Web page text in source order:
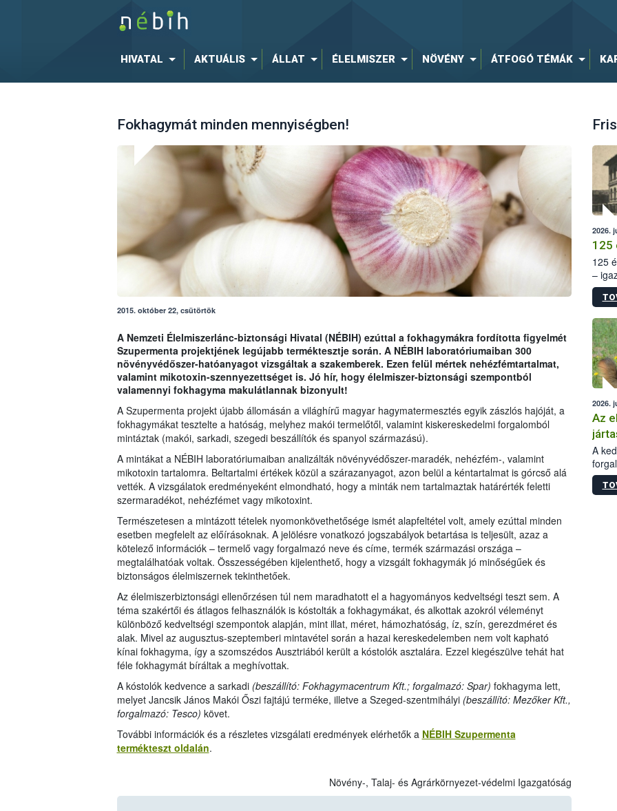
HIVATAL AKTUÁLIS ÁLLAT ÉLELMISZER NÖVÉNY ÁTFOGÓ TÉMÁK
Fokhagymát minden mennyiségben!
2015. október 22, csütörtök
A Nemzeti Élelmiszerlánc-biztonsági Hivatal (NÉBIH) ezúttal a fokhagymákra fordította figyelmét
Szupermenta projektjének legújabb terméktesztje során. A NÉBIH laboratóriumaiban 300
növényvédőszer-hatóanyagot vizsgáltak a szakemberek. Ezen felül mértek nehézfémtartalmat,
valamint mikotoxin-szennyezettséget is. Jó hír, hogy élelmiszer-biztonsági szempontból
valamennyi fokhagyma makulátlannak bizonyult!
A Szupermenta projekt újabb állomásán a világhírű magyar hagymatermesztés egyik zászlós hajóját, a
fokhagymákat tesztelte a hatóság, melyhez makói termelőtől, valamint kiskereskedelmi forgalomból
mintáztak (makói, sarkadi, szegedi beszállítók és spanyol származású).
A mintákat a NÉBIH laboratóriumaiban analizálták növényvédőszer-maradék, nehézfém-, valamint
mikotoxin tartalomra. Beltartalmi értékek közül a szárazanyagot, azon belül a kéntartalmat is górcső alá
vették. A vizsgálatok eredményeként elmondható, hogy a minták nem tartalmaztak határérték feletti
szermaradékot, nehézfémet vagy mikotoxint.
Természetesen a mintázott tételek nyomonkövethetősége ismét alapfeltétel volt, amely ezúttal minden
esetben megfelelt az előírásoknak. A jelölésre vonatkozó jogszabályok betartása is teljesült, azaz a
kötelező információk – termelő vagy forgalmazó neve és címe, termék származási országa –
megtalálhatóak voltak. Összességében kijelenthető, hogy a vizsgált fokhagymák jó minőségűek és
biztonságos élelmiszernek tekinthetőek.
Az élelmiszerbiztonsági ellenőrzésen túl nem maradhatott el a hagyományos kedveltségi teszt sem. A
téma szakértői és átlagos felhasználók is kóstolták a fokhagymákat, és alkottak azokról véleményt
különböző kedveltségi szempontok alapján, mint illat, méret, hámozhatóság, íz, szín, gerezdméret és
alak. Mivel az augusztus-szeptemberi mintavétel során a hazai kereskedelemben nem volt kapható
kínai fokhagyma, így a szomszédos Ausztriából került a kóstolók asztalára. Ezzel kiegészülve tehát hat
féle fokhagymát bíráltak a meghívottak.
A kóstolók kedvence a sarkadi (beszállító: Fokhagymacentrum Kft.; forgalmazó: Spar) fokhagyma lett,
melyet Jancsik János Makói Őszi fajtájú terméke, illetve a Szeged-szentmihályi (beszállító: Mezőker Kft.,
forgalmazó: Tesco) követ.
További információk és a részletes vizsgálati eredmények elérhetők a NÉBIH Szupermenta
termékteszt oldalán.
Növény-, Talaj- és Agrárkörnyezet-védelmi Igazgatóság
2026.
125
125
–
15.
2026.
Az
A